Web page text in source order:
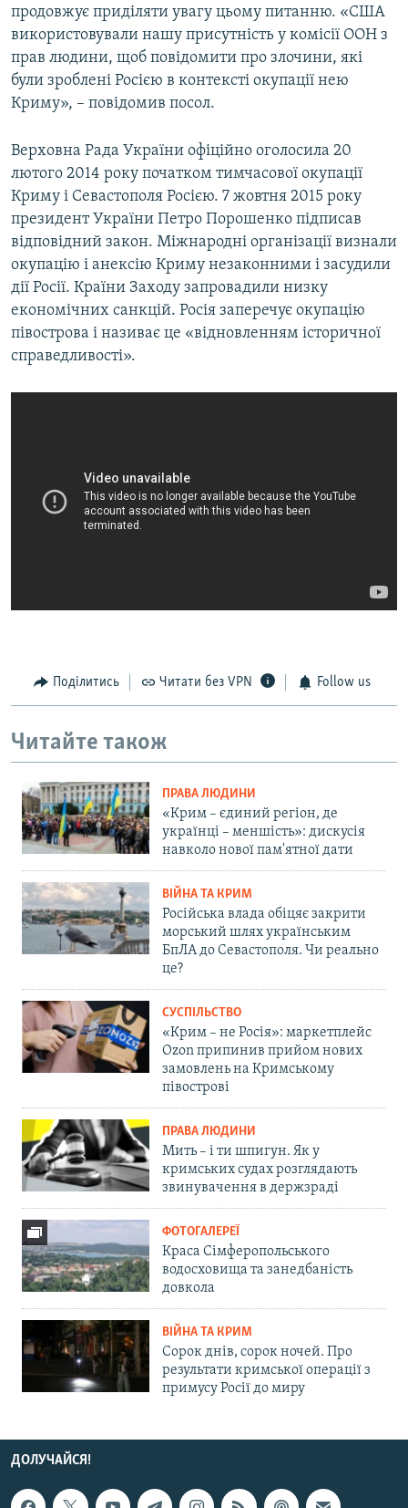
продовжує приділяти увагу цьому питанню. «США
використовували нашу присутність у комісії ООН з
прав людини, щоб повідомити про злочини, які
були зроблені Росією в контексті окупації нею
Криму», – повідомив посол.
Верховна Рада України офіційно оголосила 20
лютого 2014 року початком тимчасової окупації
Криму і Севастополя Росією. 7 жовтня 2015 року
президент України Петро Порошенко підписав
відповідний закон. Міжнародні організації визнали
окупацію і анексію Криму незаконними і засудили
дії Росії. Країни Заходу запровадили низку
економічних санкцій. Росія заперечує окупацію
півострова і називає це «відновленням історичної
справедливості».
Поділитись Читати без VPN Follow us
Читайте також
ПРАВА ЛЮДИНИ
«Крим – єдиний регіон, де
українці – меншість»: дискусія
навколо нової пам'ятної дати
ВІЙНА ТА КРИМ
Російська влада обіцяє закрити
морський шлях українським
БпЛА до Севастополя. Чи реально
це?
СУСПІЛЬСТВО
«Крим – не Росія»: маркетплейс
Ozon припинив прийом нових
замовлень на Кримському
півострові
ПРАВА ЛЮДИНИ
Мить – і ти шпигун. Як у
кримських судах розглядають
звинувачення в держзраді
ФОТОГАЛЕРЕЇ
Краса Сімферопольського
водосховища та занедбаність
довкола
ВІЙНА ТА КРИМ
Сорок днів, сорок ночей. Про
результати кримської операції з
примусу Росії до миру
ДОЛУЧАЙСЯ!